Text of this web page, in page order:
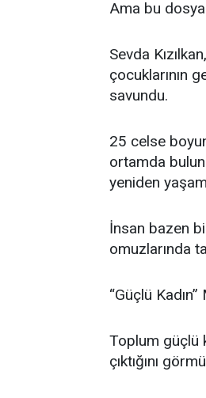
Ama bu
Sevda
çocuklarının
savundu.
25 celse
ortamda
yeniden
İnsan bazen
omuzlarında
“Güçlü
Toplum güçlü
çıktığını